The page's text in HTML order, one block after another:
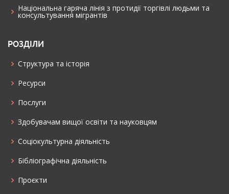
Національна гаряча лінія з протидії торгівлі людьми та
консультування мiгрантiв
РОЗДІЛИ
Структура та історія
Ресурси
Послуги
Здобувачам вищої освіти та науковцям
Соціокультурна діяльність
Бібліографічна діяльність
Проєкти